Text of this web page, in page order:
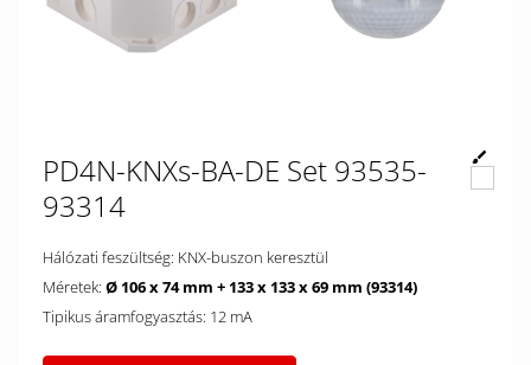
PD4N-KNXs-BA-DE Set 93535-
93314
Hálózati feszültség: KNX-buszon keresztül
Méretek: Ø 106 x 74 mm + 133 x 133 x 69 mm (93314)
Tipikus áramfogyasztás: 12 mA